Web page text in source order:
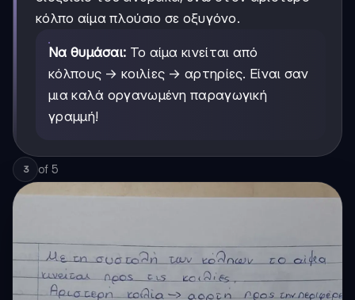
κόλπο αίμα πλούσιο σε οξυγόνο.
Να θυμάσαι: Το αίμα κινείται από
κόλπους → κοιλίες → αρτηρίες. Είναι σαν
μια καλά οργανωμένη παραγωγική
γραμμή!
3 of 5